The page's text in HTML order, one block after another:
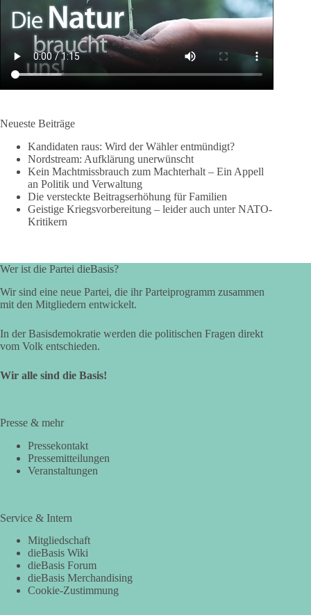
Neueste Beiträge
Kandidaten raus: Wird der Wähler entmündigt?
Nordstream: Aufklärung unerwünscht
Kein Machtmissbrauch zum Machterhalt – Ein Appell
an Politik und Verwaltung
Die versteckte Beitragserhöhung für Familien
Geistige Kriegsvorbereitung – leider auch unter NATO-
Kritikern
Wer ist die Partei dieBasis?
Wir sind eine neue Partei, die ihr Parteiprogramm zusammen
mit den Mitgliedern entwickelt.
In der Basisdemokratie werden die politischen Fragen direkt
vom Volk entschieden.
Wir alle sind die Basis!
Presse & mehr
Pressekontakt
Pressemitteilungen
Veranstaltungen
Service & Intern
Mitgliedschaft
dieBasis Wiki
dieBasis Forum
dieBasis Merchandising
Cookie-Zustimmung